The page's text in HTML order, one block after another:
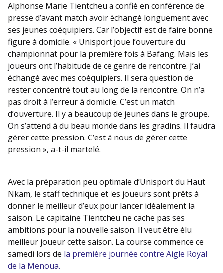
Alphonse Marie Tientcheu a confié en conférence de
presse d’avant match avoir échangé longuement avec
ses jeunes coéquipiers. Car l’objectif est de faire bonne
figure à domicile. « Unisport joue l’ouverture du
championnat pour la première fois à Bafang. Mais les
joueurs ont l’habitude de ce genre de rencontre. J’ai
échangé avec mes coéquipiers. Il sera question de
rester concentré tout au long de la rencontre. On n’a
pas droit à l’erreur à domicile. C’est un match
d’ouverture. Il y a beaucoup de jeunes dans le groupe.
On s’attend à du beau monde dans les gradins. Il faudra
gérer cette pression. C’est à nous de gérer cette
pression », a-t-il martelé.
Avec la préparation peu optimale d’Unisport du Haut
Nkam, le staff technique et les joueurs sont prêts à
donner le meilleur d’eux pour lancer idéalement la
saison. Le capitaine Tientcheu ne cache pas ses
ambitions pour la nouvelle saison. Il veut être élu
meilleur joueur cette saison. La course commence ce
samedi lors de la première journée contre Aigle Royal
de la Menoua.